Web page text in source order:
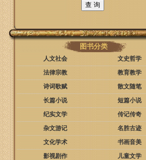
图书分类
人文社会
文史哲学
法律宗教
教育教学
诗词歌赋
散文随笔
长篇小说
短篇小说
纪实文学
传记传奇
杂文游记
名胜古迹
文化学术
书画音美
影视剧作
儿童文学